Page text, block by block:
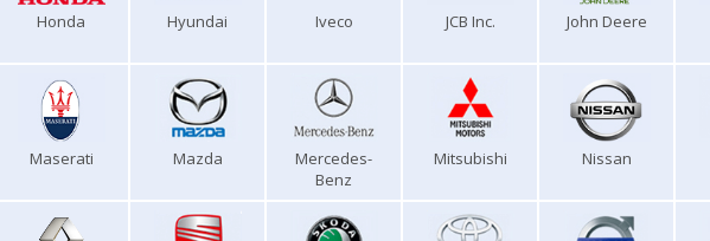
Honda Hyundai Iveco JCB Inc. John Deere
Maserati Mazda
Mercedes-
Benz
Mitsubishi Nissan